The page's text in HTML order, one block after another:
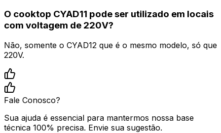
O cooktop CYAD11 pode ser utilizado em locais
com voltagem de 220V?
Não, somente o CYAD12 que é o mesmo modelo, só que
220V.
Fale Conosco?
Sua ajuda é essencial para mantermos nossa base
técnica 100% precisa. Envie sua sugestão.